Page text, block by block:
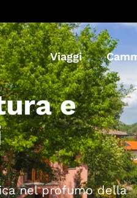
Viaggi
e
nel profumo della